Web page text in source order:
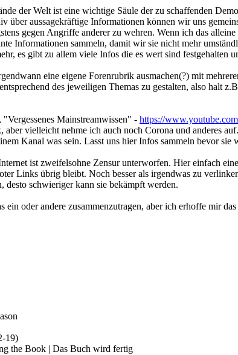
der Welt ist eine wichtige Säule der zu schaffenden
aussagekräftige Informationen können wir uns
gegen Angriffe anderer zu wehren. Wenn ich das
Informationen sammeln, damit wir sie nicht mehr
es gibt zu allem viele Infos die es wert sind festgehalten
eine eigene Forenrubrik ausmachen(?) mit
des jeweiligen Themas zu gestalten, also
Mainstreamwissen" - https://
vielleicht nehme ich auch noch Corona und anderes
Kanal was sein. Lasst uns hier Infos sammeln bevor
ist zweifelsohne Zensur unterworfen. Hier einfach
Links übrig bleibt. Noch besser als irgendwas zu
schwieriger kann sie bekämpft werden.
oder andere zusammenzutragen, aber ich erhoffe mir
19)
the Book | Das Buch wird fertig